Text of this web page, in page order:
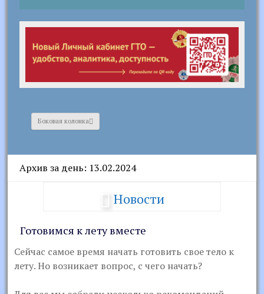
Боковая колонка
Архив за день: 13.02.2024
Новости
Готовимся к лету вместе
Сейчас самое время начать готовить свое тело к
лету. Но возникает вопрос, с чего начать?